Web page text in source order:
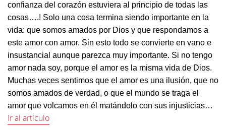
confianza del corazón estuviera al principio de todas las
cosas….! Solo una cosa termina siendo importante en la
vida: que somos amados por Dios y que respondamos a
este amor con amor. Sin esto todo se convierte en vano e
insustancial aunque parezca muy importante. Si no tengo
amor nada soy, porque el amor es la misma vida de Dios.
Muchas veces sentimos que el amor es una ilusión, que no
somos amados de verdad, o que el mundo se traga el
amor que volcamos en él matándolo con sus injusticias…
Ir al artículo